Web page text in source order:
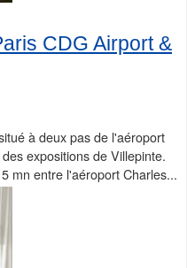
CDG Airport &
à deux pas de l'aéroport
expositions de Villepinte.
mn entre l'aéroport Charles...